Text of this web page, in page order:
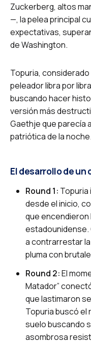
Zuckerberg, altos
—, la pelea principal
expectativas,
de Washington.
Topuria,
peleador libra por
buscando hacer
versión más
Gaethje que parecía
patriótica de la noche.
El desarrollo de
Round 1:
desde el inicio,
que encendieron
estadounidense.
a contrarrestar
pluma con
Round 2:El
Matador”
que lastimaron
Topuria buscó el
suelo buscando
asombrosa